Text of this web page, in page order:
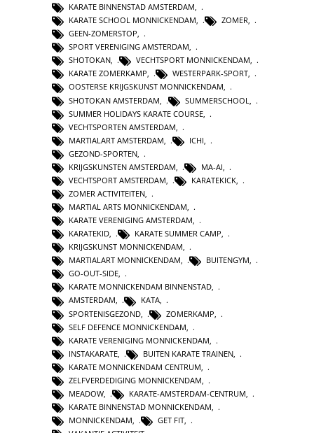
KARATE BINNENSTAD AMSTERDAM,
KARATE SCHOOL MONNICKENDAM, ZOMER,
GEEN-ZOMERSTOP,
SPORT VERENIGING AMSTERDAM,
SHOTOKAN, VECHTSPORT MONNICKENDAM,
KARATE ZOMERKAMP, WESTERPARK-SPORT,
OOSTERSE KRIJGSKUNST MONNICKENDAM,
SHOTOKAN AMSTERDAM
SUMMERSCHOOL
SUMMER HOLIDAYS KARATE COURSE
VECHTSPORTEN AMSTERDAM
MARTIALART AMSTERDAM
ICHI
GEZOND-SPORTEN
KRIJGSKUNSTEN AMSTERDAM
MA-AI
VECHTSPORT AMSTERDAM
KARATEKICK
ZOMER ACTIVITEITEN
MARTIAL ARTS MONNICKENDAM,
KARATE VERENIGING AMSTERDAM,
KARATEKID, KARATE SUMMER CAMP,
KRIJGSKUNST MONNICKENDAM,
MARTIALART MONNICKENDAM, BUITENGYM,
GO-OUT-SIDE,
KARATE MONNICKENDAM BINNENSTAD,
AMSTERDAM, KATA,
SPORTENISGEZOND
ZOMERKAMP
SELF DEFENCE MONNICKENDAM
KARATE VERENIGING MONNICKENDAM
INSTAKARATE
BUITEN KARATE TRAINEN
KARATE MONNICKENDAM CENTRUM
ZELFVERDEDIGING MONNICKENDAM
MEADOW
KARATE-AMSTERDAM-CENTRUM
KARATE BINNENSTAD MONNICKENDAM
MONNICKENDAM, GET FIT,